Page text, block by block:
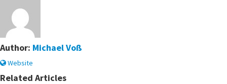
Author: Michael Voß
Website
Related Articles